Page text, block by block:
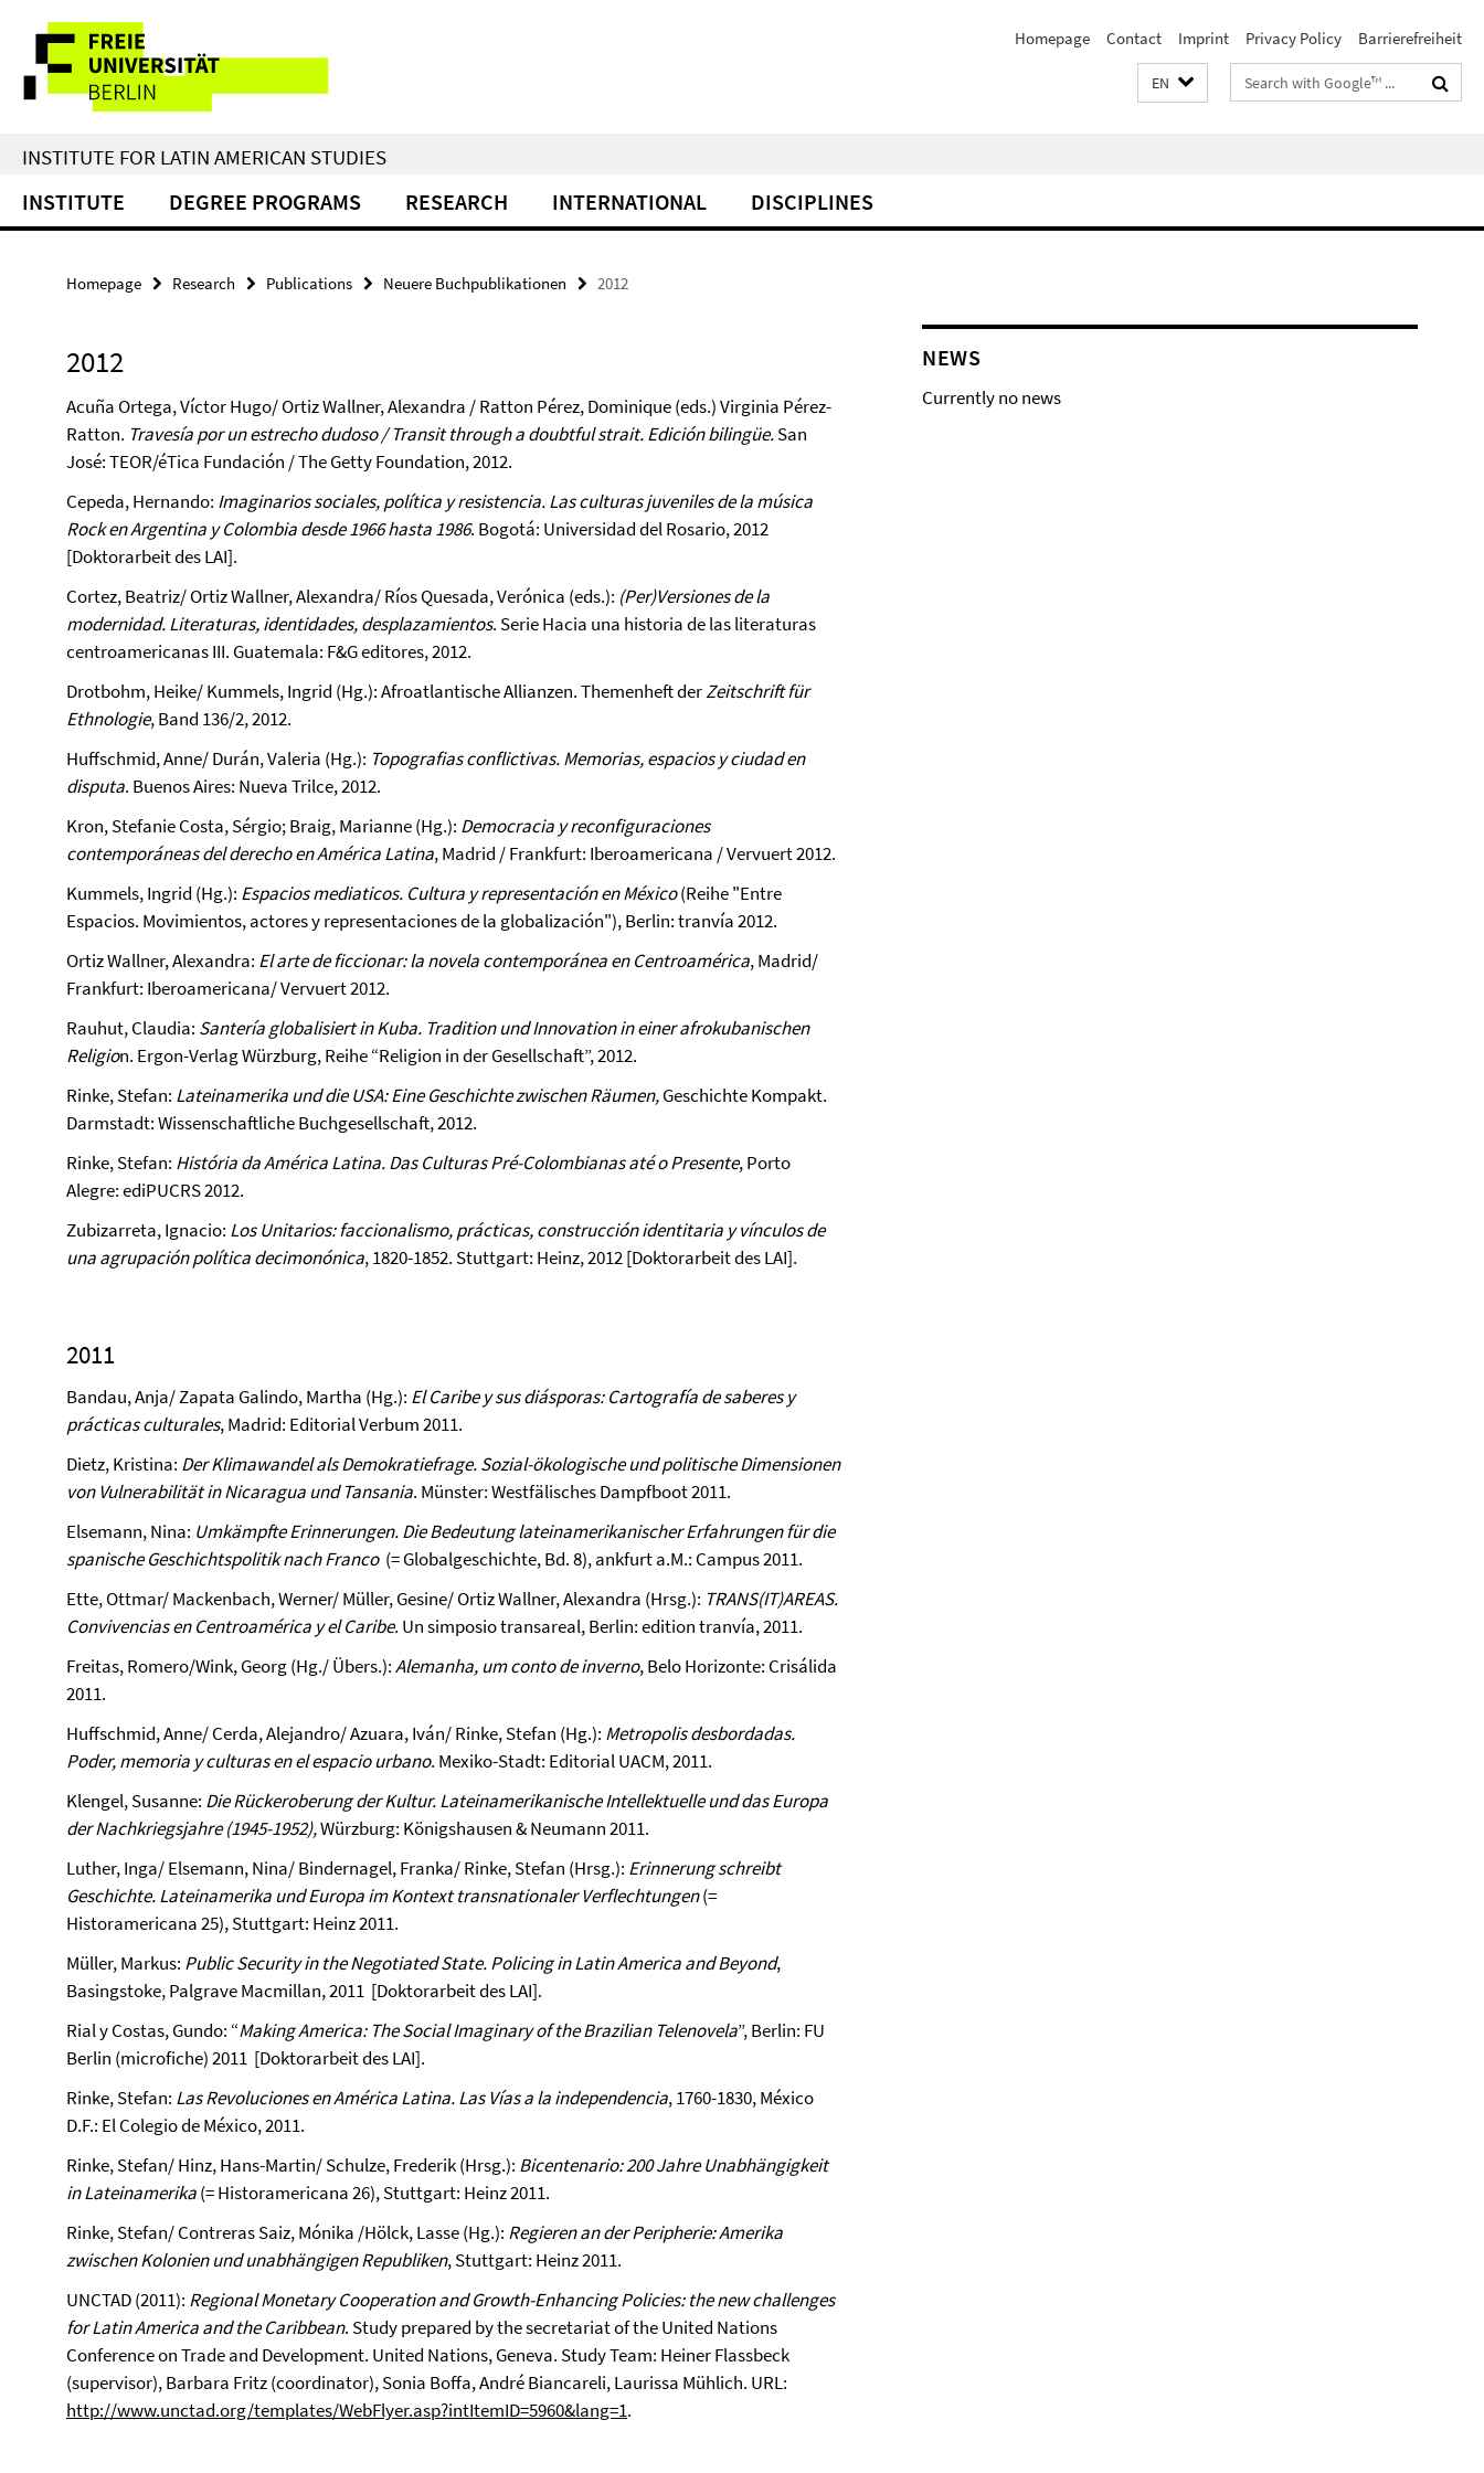
direkt
Inhalt
Service
Navigation
Homepage Contact Imprint Privacy Policy Barrierefreiheit
EN
Search
terms
INSTITUTE FOR LATIN AMERICAN STUDIES
INSTITUTE DEGREE PROGRAMS RESEARCH INTERNATIONAL DISCIPLINES
Homepage Research Publications Neuere Buchpublikationen 2012
2012
Acuña Ortega, Víctor Hugo/ Ortiz Wallner, Alexandra / Ratton Pérez, Dominique (eds.) Virginia Pérez-
Ratton. Travesía por un estrecho dudoso / Transit through a doubtful strait. Edición bilingüe.San
José: TEOR/éTica Fundación / The Getty Foundation, 2012.
Cepeda, Hernando: Imaginarios sociales, política y resistencia. Las culturas juveniles de la música
Rock en Argentina y Colombia desde 1966 hasta 1986. Bogotá: Universidad del Rosario, 2012
[Doktorarbeit des LAI].
Cortez, Beatriz/ Ortiz Wallner, Alexandra/ Ríos Quesada, Verónica (eds.): (Per)Versiones de la
modernidad. Literaturas, identidades, desplazamientos. Serie Hacia una historia de las literaturas
centroamericanas III. Guatemala: F&G editores, 2012.
Drotbohm, Heike/ Kummels, Ingrid (Hg.): Afroatlantische Allianzen. Themenheft derZeitschrift für
Ethnologie, Band 136/2, 2012.
Huffschmid, Anne/ Durán, Valeria (Hg.): Topografias conflictivas. Memorias, espacios y ciudad en
disputa. Buenos Aires: Nueva Trilce, 2012.
Kron, Stefanie Costa, Sérgio; Braig, Marianne (Hg.): Democracia y reconfiguraciones
contemporáneas del derecho en América Latina, Madrid / Frankfurt: Iberoamericana / Vervuert 2012.
Kummels, Ingrid (Hg.): Espacios mediaticos. Cultura y representación en México(Reihe "Entre
Espacios. Movimientos, actores y representaciones de la globalización"), Berlin: tranvía 2012.
Ortiz Wallner, Alexandra: El arte de ficcionar: la novela contemporánea en Centroamérica, Madrid/
Frankfurt: Iberoamericana/ Vervuert 2012.
Rauhut, Claudia: Santería globalisiert in Kuba. Tradition und Innovation in einer afrokubanischen
Religion. Ergon-Verlag Würzburg, Reihe “Religion in der Gesellschaft”, 2012.
Rinke, Stefan: Lateinamerika und die USA: Eine Geschichte zwischen Räumen,Geschichte Kompakt.
Darmstadt: Wissenschaftliche Buchgesellschaft, 2012.
Rinke, Stefan: História da América Latina. Das Culturas Pré-Colombianas até o Presente, Porto
Alegre: ediPUCRS 2012.
Zubizarreta, Ignacio: Los Unitarios: faccionalismo, prácticas, construcción identitaria y vínculos de
una agrupación política decimonónica, 1820-1852. Stuttgart: Heinz, 2012 [Doktorarbeit des LAI].
2011
Bandau, Anja/ Zapata Galindo, Martha (Hg.): El Caribe y sus diásporas: Cartografía de saberes y
prácticas culturales, Madrid: Editorial Verbum 2011.
Dietz, Kristina: Der Klimawandel als Demokratiefrage. Sozial-ökologische und politische Dimensionen
von Vulnerabilität in Nicaragua und Tansania. Münster: Westfälisches Dampfboot 2011.
Elsemann, Nina: Umkämpfte Erinnerungen. Die Bedeutung lateinamerikanischer Erfahrungen für die
spanische Geschichtspolitik nach Franco(= Globalgeschichte, Bd. 8), ankfurt a.M.: Campus 2011.
Ette, Ottmar/ Mackenbach, Werner/ Müller, Gesine/ Ortiz Wallner, Alexandra (Hrsg.): TRANS(IT)AREAS.
Convivencias en Centroamérica y el Caribe. Un simposio transareal, Berlin: edition tranvía, 2011.
Freitas, Romero/Wink, Georg (Hg./ Übers.):Alemanha, um conto de inverno, Belo Horizonte: Crisálida
2011.
Huffschmid, Anne/ Cerda, Alejandro/ Azuara, Iván/ Rinke, Stefan (Hg.): Metropolis desbordadas.
Poder, memoria y culturas en el espacio urbano. Mexiko-Stadt: Editorial UACM, 2011.
Klengel, Susanne: Die Rückeroberung der Kultur. Lateinamerikanische Intellektuelle und das Europa
der Nachkriegsjahre (1945-1952),Würzburg: Königshausen & Neumann 2011.
Luther, Inga/ Elsemann, Nina/ Bindernagel, Franka/ Rinke, Stefan (Hrsg.): Erinnerung schreibt
Geschichte. Lateinamerika und Europa im Kontext transnationaler Verflechtungen(=
Historamericana 25), Stuttgart: Heinz 2011.
Müller, Markus: Public Security in the Negotiated State. Policing in Latin America and Beyond,
Basingstoke, Palgrave Macmillan, 2011 [Doktorarbeit des LAI].
Rial y Costas, Gundo: “Making America: The Social Imaginary of the Brazilian Telenovela”, Berlin: FU
Berlin (microfiche) 2011 [Doktorarbeit des LAI].
Rinke, Stefan: Las Revoluciones en América Latina. Las Vías a la independencia, 1760-1830, México
D.F.: El Colegio de México, 2011.
Rinke, Stefan/ Hinz, Hans-Martin/ Schulze, Frederik (Hrsg.): Bicentenario: 200 Jahre Unabhängigkeit
in Lateinamerika(= Historamericana 26), Stuttgart: Heinz 2011.
Rinke, Stefan/ Contreras Saiz, Mónika /Hölck, Lasse (Hg.): Regieren an der Peripherie: Amerika
zwischen Kolonien und unabhängigen Republiken, Stuttgart: Heinz 2011.
UNCTAD (2011): Regional Monetary Cooperation and Growth-Enhancing Policies: the new challenges
for Latin America and the Caribbean. Study prepared by the secretariat of the United Nations
Conference on Trade and Development. United Nations, Geneva. Study Team: Heiner Flassbeck
(supervisor), Barbara Fritz (coordinator), Sonia Boffa, André Biancareli, Laurissa Mühlich. URL:
http://www.unctad.org/templates/WebFlyer.asp?intItemID=5960&lang=1.
NEWS
Currently no news